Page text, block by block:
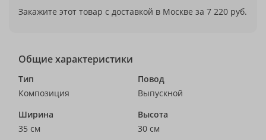
Закажите этот товар с доставкой в Москве за 7 220 руб.
Общие характеристики
Тип
Композиция
Повод
Выпускной
Ширина
35 см
Высота
30 см